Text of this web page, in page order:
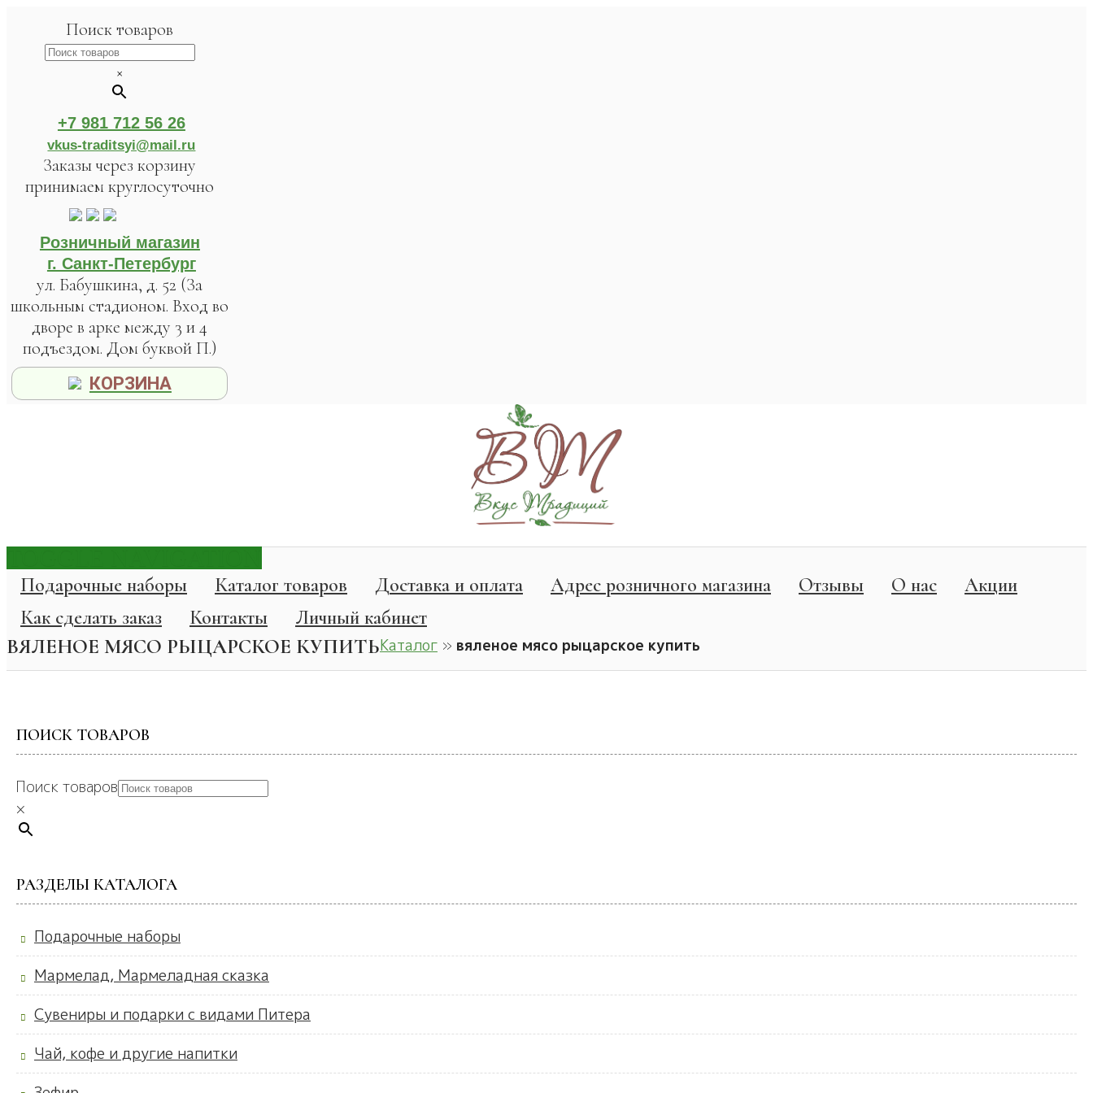
Поиск товаров
×
+7 981 712 56 26
vkus-traditsyi@mail.ru
Заказы через корзину
принимаем круглосуточно
Розничный магазин
г. Санкт-Петербург
ул. Бабушкина, д. 52 (За
школьным стадионом. Вход во
дворе в арке между 3 и 4
подъездом. Дом буквой П.)
КОРЗИНА
Подарочные наборы Каталог товаров Доставка и оплата Адрес розничного магазина Отзывы О нас
Акции
Как сделать заказ
Контакты Личный кабинет
ВЯЛЕНОЕ МЯСО РЫЦАРСКОЕ КУПИТЬКаталог » вяленое мясо рыцарское купить
ПОИСК ТОВАРОВ
Поиск товаров
×
РАЗДЕЛЫ КАТАЛОГА
Подарочные наборы
Мармелад, Мармеладная сказка
Сувениры и подарки с видами Питера
Чай, кофе и другие напитки